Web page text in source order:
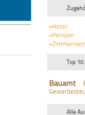
+Hotel
+Pension
Top
Bauamt
Alle